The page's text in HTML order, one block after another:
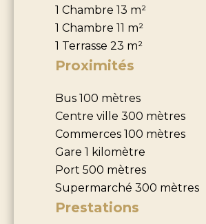
1 Chambre 13 m²
1 Chambre 11 m²
1 Terrasse 23 m²
Proximités
Bus 100 mètres
Centre ville 300 mètres
Commerces 100 mètres
Gare 1 kilomètre
Port 500 mètres
Supermarché 300 mètres
Prestations